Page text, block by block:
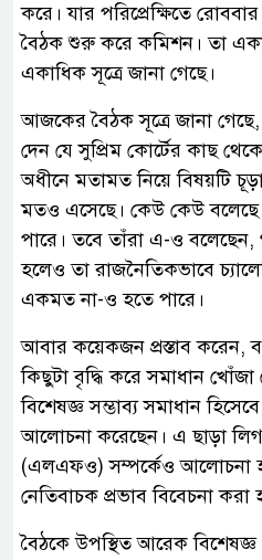
করে। যার পরিপ্রেক্ষিতে
বৈঠক শুরু করে কমিশন। তা
একাধিক সূত্রে জানা গেছে।
আজকের বৈঠক সূত্রে জানা
দেন যে সুপ্রিম কোর্টের কাছ
অধীনে মতামত নিয়ে বিষয়টি
মতও এসেছে। কেউ কেউ
পারে। তবে তাঁরা এ-ও
হলেও তা রাজনৈতিকভাবে
একমত না-ও হতে পারে।
আবার কয়েকজন প্রস্তাব করেন,
কিছুটা বৃদ্ধি করে সমাধান
বিশেষজ্ঞ সম্ভাব্য সমাধান
আলোচনা করেছেন। এ ছাড়া
(এলএফও) সম্পর্কেও আলোচনা
নেতিবাচক প্রভাব বিবেচনা করা
বৈঠকে উপস্থিত আরেক